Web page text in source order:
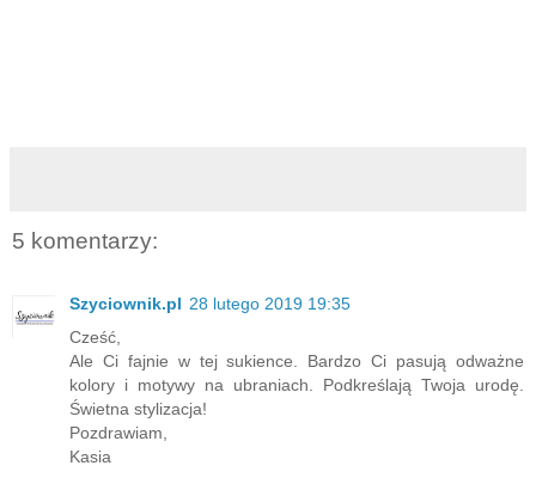
5 komentarzy:
Szyciownik.pl 28 lutego 2019 19:35
Cześć,
Ale Ci fajnie w tej sukience. Bardzo Ci pasują odważne
kolory i motywy na ubraniach. Podkreślają Twoja urodę.
Świetna stylizacja!
Pozdrawiam,
Kasia